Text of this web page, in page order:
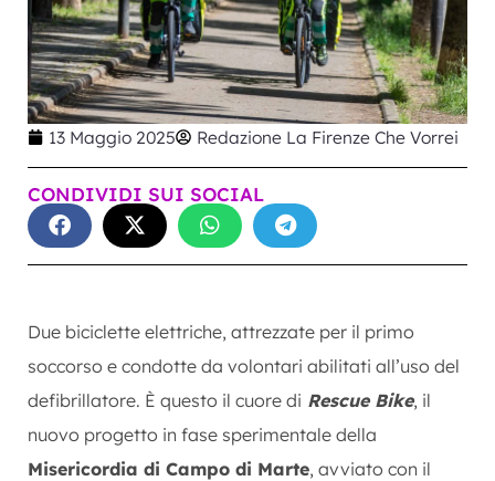
13 Maggio 2025 Redazione La Firenze Che Vorrei
CONDIVIDI SUI SOCIAL
Due biciclette elettriche, attrezzate per il primo
soccorso e condotte da volontari abilitati all’uso del
defibrillatore. È questo il cuore di Rescue Bike, il
nuovo progetto in fase sperimentale della
Misericordia di Campo di Marte, avviato con il